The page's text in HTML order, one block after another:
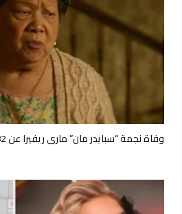
وفاة نجمة “سبايدر مان” ماري ريفيرا عن 82 عامًا